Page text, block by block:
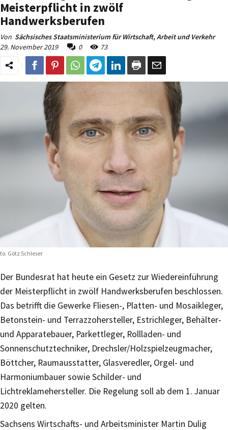
Meisterpflicht in zwölf
Handwerksberufen
Von Sächsisches Staatsministerium für Wirtschaft, Arbeit und Verkehr
29. November 2019
0 73
Götz Schleser
Der Bundesrat hat heute ein Gesetz zur Wiedereinführung
der Meisterpflicht in zwölf Handwerksberufen beschlossen.
Das betrifft die Gewerke Fliesen-, Platten- und Mosaikleger,
Betonstein- und Terrazzohersteller, Estrichleger, Behälter-
und Apparatebauer, Parkettleger, Rollladen- und
Sonnenschutztechniker, Drechsler/Holzspielzeugmacher,
Böttcher, Raumausstatter, Glasveredler, Orgel- und
Harmoniumbauer sowie Schilder- und
Lichtreklamehersteller. Die Regelung soll ab dem 1. Januar
2020 gelten.
Sachsens Wirtschafts- und Arbeitsminister Martin Dulig